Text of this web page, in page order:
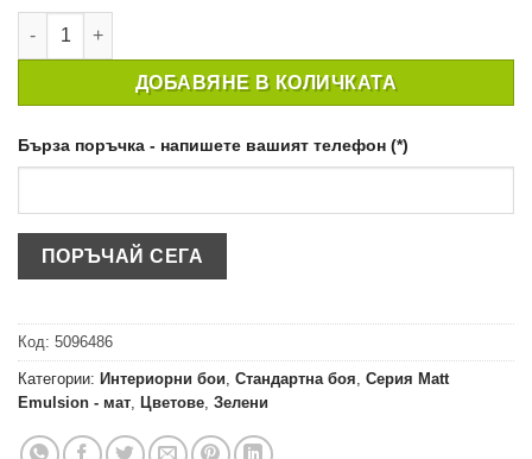
количество за ИНТЕРИОРНА БОЯ CROWN MATT EMULSION
ДОБАВЯНЕ В КОЛИЧКАТА
Бърза поръчка - напишете вашият телефон (*)
Код: 5096486
Категории: Интериорни бои Стандартна боя Серия Matt
Emulsion - мат Цветове Зелени